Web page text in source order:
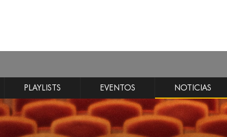
PLAYLISTS EVENTOS NOTICIAS